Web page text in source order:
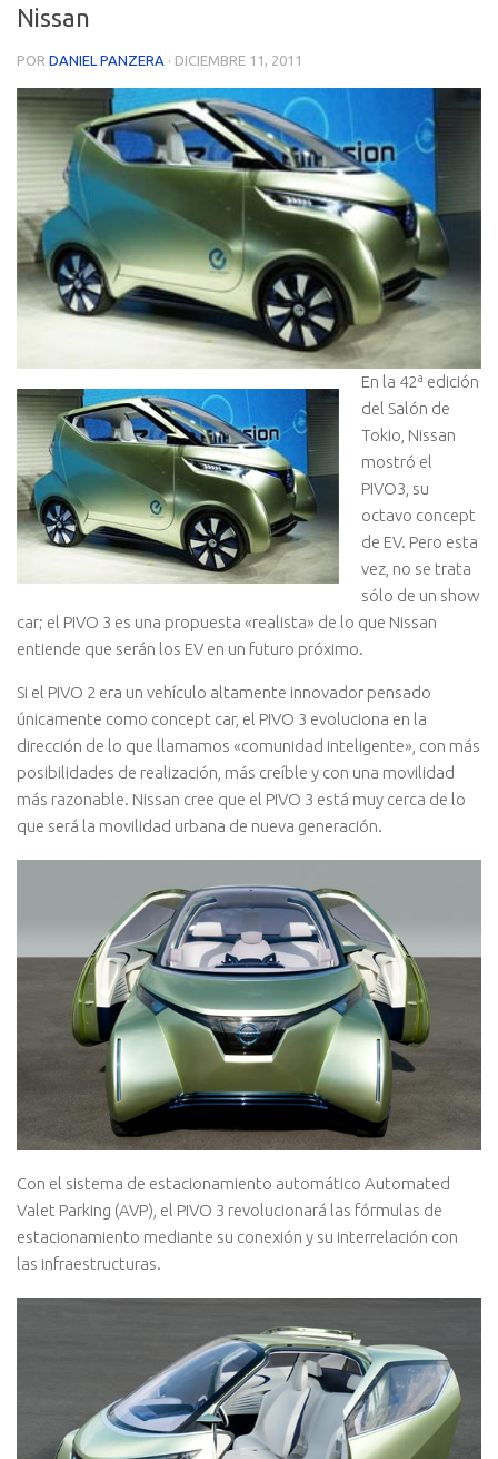
Nissan
POR DANIEL PANZERA · DICIEMBRE 11, 2011
En la 42ª edición
del Salón de
Tokio, Nissan
mostró el
PIVO3, su
octavo concept
de EV. Pero esta
vez, no se trata
sólo de un show
car; el PIVO 3 es una propuesta «realista» de lo que Nissan
entiende que serán los EV en un futuro próximo.
Si el PIVO 2 era un vehículo altamente innovador pensado
únicamente como concept car, el PIVO 3 evoluciona en la
dirección de lo que llamamos «comunidad inteligente», con más
posibilidades de realización, más creíble y con una movilidad
más razonable. Nissan cree que el PIVO 3 está muy cerca de lo
que será la movilidad urbana de nueva generación.
Con el sistema de estacionamiento automático Automated
Valet Parking (AVP), el PIVO 3 revolucionará las fórmulas de
estacionamiento mediante su conexión y su interrelación con
las infraestructuras.